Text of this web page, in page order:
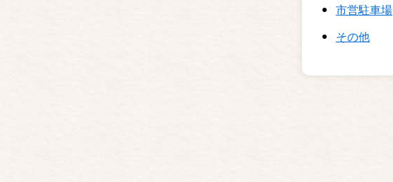
市営駐車場
その他